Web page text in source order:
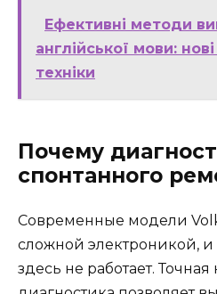
Ефективні методи
англійської мови:
техніки
Почему
спонтанного
Современные модели
сложной электроникой, и
здесь не работает.